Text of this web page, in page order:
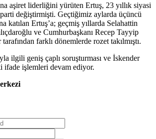
aşiret liderliğini yürüten Ertuş, 23 yıllık siyasi
değiştirmişti. Geçtiğimiz aylarda üçüncü
katılan Ertuş’a; geçmiş yıllarda Selahattin
ve Cumhurbaşkanı Recep Tayyip
farklı dönemlerde rozet takılmıştı.
ilgili geniş çaplı soruşturması ve İskender
ifade işlemleri devam ediyor.